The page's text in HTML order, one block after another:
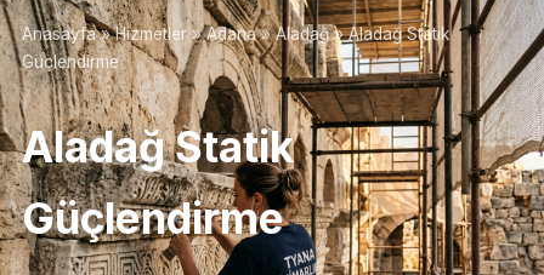
Anasayfa»Hizmetler»Adana»Aladağ» Aladağ Statik
Güçlendirme
Aladağ Statik
Güçlendirme